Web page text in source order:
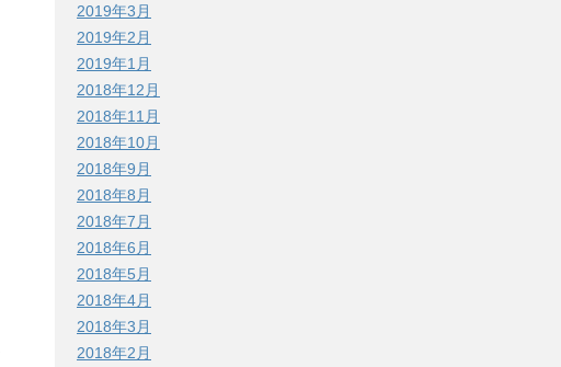
2019年3月
2019年2月
2019年1月
2018年12月
2018年11月
2018年10月
2018年9月
2018年8月
2018年7月
2018年6月
2018年5月
2018年4月
2018年3月
2018年2月